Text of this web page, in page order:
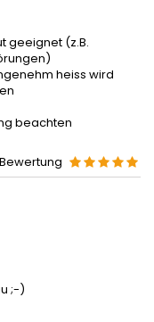
geeignet (z.B.
heiss wird
beachten
Bewertung
;-)